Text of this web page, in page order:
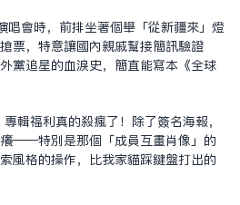
唱會時，前排坐著個舉「從新疆來」燈
票，特意讓國內親戚幫接簡訊驗證
黨追星的血淚史，簡直能寫本《全球
輯福利真的殺瘋了！除了簽名海報，
——特別是那個「成員互畫肖像」的
風格的操作，比我家貓踩鍵盤打出的